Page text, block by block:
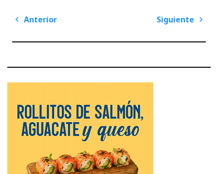
Navegación
entradas
Anterior
Siguiente